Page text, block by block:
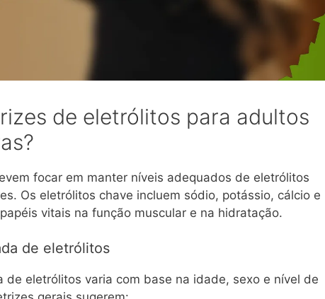
de eletrólitos para adultos
focar em manter níveis adequados de eletrólitos
Os eletrólitos chave incluem sódio, potássio, cálcio e
vitais na função muscular e na hidratação.
de eletrólitos
de eletrólitos varia com base na idade, sexo e nível de